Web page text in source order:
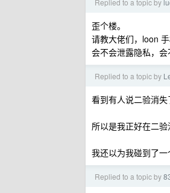
Replied to a topic by
歪个楼。
请教大佬们，loon
会不会泄露隐私，会
Replied to a topic by
看到有人说二验消失
所以是我正好在二
我还以为我碰到了
Replied to a topic by